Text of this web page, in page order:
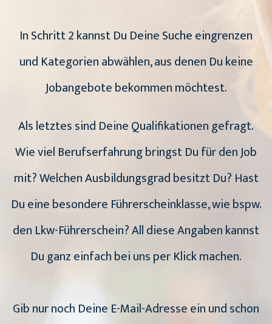
In Schritt 2 kannst Du Deine Suche eingrenzen
und Kategorien abwählen, aus denen Du keine
Jobangebote bekommen möchtest.
Als letztes sind Deine Qualifikationen gefragt.
Wie viel Berufserfahrung bringst Du für den Job
mit? Welchen Ausbildungsgrad besitzt Du? Hast
Du eine besondere Führerscheinklasse, wie bspw.
den Lkw-Führerschein? All diese Angaben kannst
Du ganz einfach bei uns per Klick machen.
Gib nur noch Deine E-Mail-Adresse ein und schon